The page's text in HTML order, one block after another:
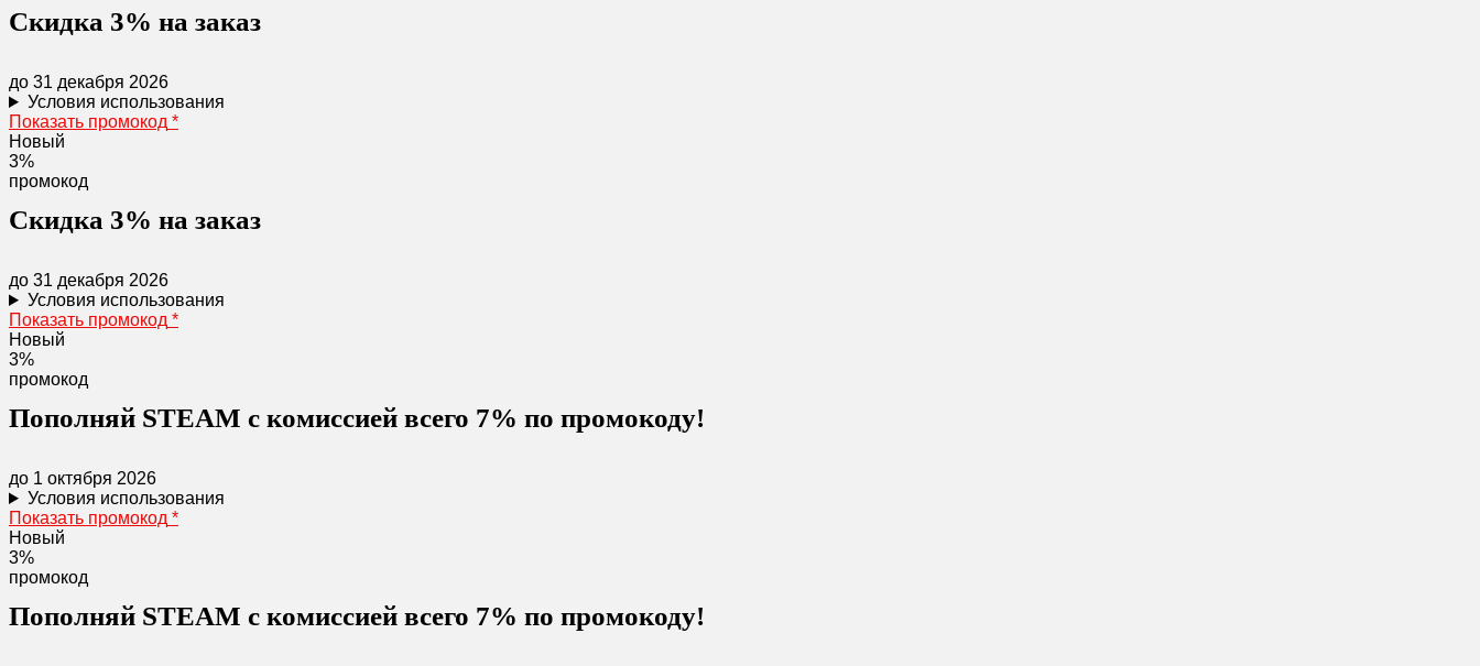
Скидка 3% на заказ
до 31 декабря 2026
Условия использования
Показать промокод *
Новый
3%
промокод
Скидка 3% на заказ
до 31 декабря 2026
Условия использования
Показать промокод *
Новый
3%
промокод
Пополняй STEAM с комиссией всего 7% по промокоду!
до 1 октября 2026
Условия использования
Показать промокод *
Новый
3%
промокод
Пополняй STEAM с комиссией всего 7% по промокоду!